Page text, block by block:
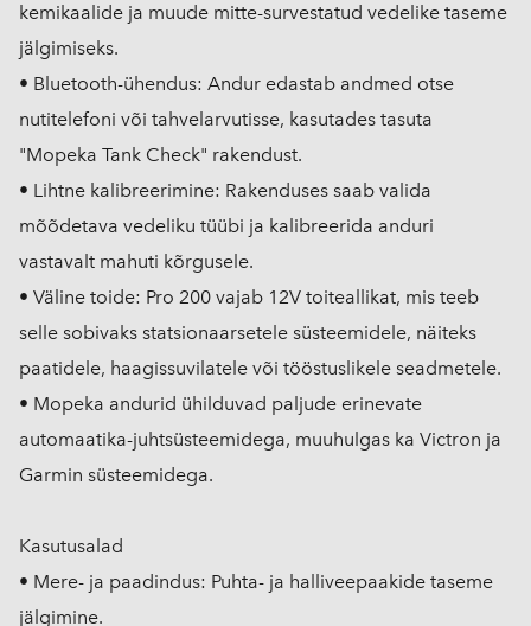
kemikaalide ja muude mitte-survestatud vedelike taseme
jälgimiseks.
• Bluetooth-ühendus: Andur edastab andmed otse
nutitelefoni või tahvelarvutisse, kasutades tasuta
"Mopeka Tank Check" rakendust.
• Lihtne kalibreerimine: Rakenduses saab valida
mõõdetava vedeliku tüübi ja kalibreerida anduri
vastavalt mahuti kõrgusele.
• Väline toide: Pro 200 vajab 12V toiteallikat, mis teeb
selle sobivaks statsionaarsetele süsteemidele, näiteks
paatidele, haagissuvilatele või tööstuslikele seadmetele.
• Mopeka andurid ühilduvad paljude erinevate
automaatika-juhtsüsteemidega, muuhulgas ka Victron ja
Garmin süsteemidega.
Kasutusalad
• Mere- ja paadindus: Puhta- ja halliveepaakide taseme
jälgimine.